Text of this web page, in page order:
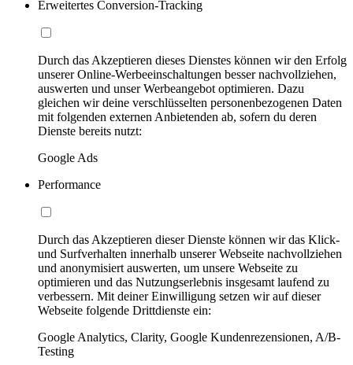
Erweitertes Conversion-Tracking
Durch das Akzeptieren dieses Dienstes können wir den Erfolg
unserer Online-Werbeeinschaltungen besser nachvollziehen,
auswerten und unser Werbeangebot optimieren. Dazu
gleichen wir deine verschlüsselten personenbezogenen Daten
mit folgenden externen Anbietenden ab, sofern du deren
Dienste bereits nutzt:
Google Ads
Performance
Durch das Akzeptieren dieser Dienste können wir das Klick-
und Surfverhalten innerhalb unserer Webseite nachvollziehen
und anonymisiert auswerten, um unsere Webseite zu
optimieren und das Nutzungserlebnis insgesamt laufend zu
verbessern. Mit deiner Einwilligung setzen wir auf dieser
Webseite folgende Drittdienste ein:
Google Analytics, Clarity, Google Kundenrezensionen, A/B-
Testing